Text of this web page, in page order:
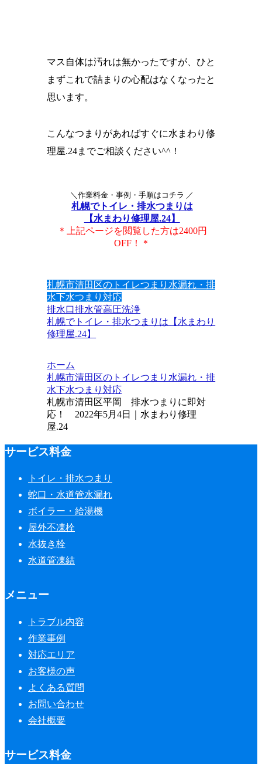
マス自体は汚れは無かったですが、ひと
まずこれで詰まりの心配はなくなったと
思います。
こんなつまりがあればすぐに水まわり修
理屋.24までご相談ください^^！
＼作業料金・事例・手順はコチラ ／
札幌でトイレ・排水つまりは
【水まわり修理屋.24】
＊上記ページを閲覧した方は2400円
OFF！＊
札幌市清田区のトイレつまり水漏れ・排
水下水つまり対応
排水口排水管高圧洗浄
札幌でトイレ・排水つまりは【水まわり
修理屋.24】
ホーム
札幌市清田区のトイレつまり水漏れ・排
水下水つまり対応
札幌市清田区平岡 排水つまりに即対
応！ 2022年5月4日｜水まわり修理
屋.24
サービス料金
トイレ・排水つまり
蛇口・水道管水漏れ
ボイラー・給湯機
屋外不凍栓
水抜き栓
水道管凍結
メニュー
トラブル内容
作業事例
対応エリア
お客様の声
よくある質問
お問い合わせ
会社概要
サービス料金